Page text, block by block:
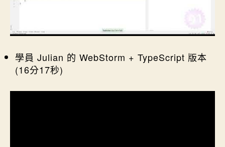
學員 Julian 的 WebStorm + TypeScript 版本
(16分17秒)